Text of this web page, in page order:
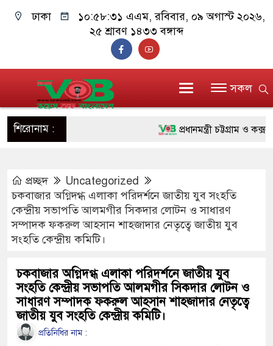
ঢাকা ১০:৫৮:৩১ এএম, রবিবার, ০৯ অগাস্ট ২০২৬,
২৫ শ্রাবণ ১৪৩৩ বঙ্গাব্দ
সকল
শিরোনাম : প্রধানমন্ত্রী চট্টগ্রাম ও
রিকশা
মানবিক অঙ্গীকার ধারণ করে
দাঁড়াবে : ডা. জুবাইদা রহমান
ও বিশ্বাসযোগ্য: প্রধানমন্ত্রী
মাননীয় প্রধানমন্ত্রী, মন্ত্রীবর্গ
প্রচ্ছদ
Uncategorized
চকবাজার অগ্নিদগ্ধ এলাকা পরিদর্শনে জাতীয় যুব সংহতি
কেন্দ্রীয় সভাপতি আলমগীর সিকদার লোটন ও সাধারণ
সম্পাদক ফকরুল আহসান শাহজাদার নেতৃত্বে জাতীয় যুব
সংহতি কেন্দ্রীয় কমিটি।
চকবাজার অগ্নিদগ্ধ এলাকা পরিদর্শনে জাতীয় যুব
সংহতি কেন্দ্রীয় সভাপতি আলমগীর সিকদার লোটন ও
সাধারণ সম্পাদক ফকরুল আহসান শাহজাদার নেতৃত্বে
জাতীয় যুব সংহতি কেন্দ্রীয় কমিটি।
প্রতিনিধির নাম :